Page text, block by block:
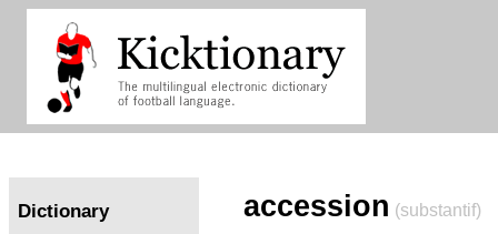
Dictionary accession (substantif)